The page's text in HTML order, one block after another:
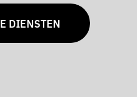
DIENSTEN